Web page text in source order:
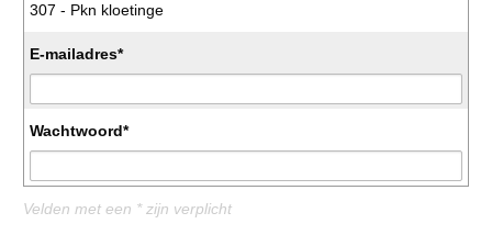
307 - Pkn kloetinge
E-mailadres*
Wachtwoord*
Velden met een * zijn verplicht